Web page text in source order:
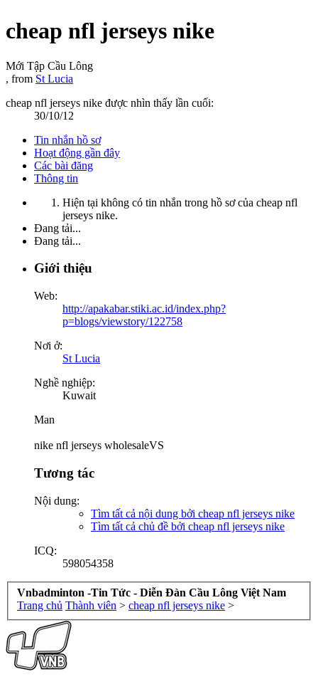
cheap nfl jerseys nike
Mới Tập Cầu Lông
, from St Lucia
cheap nfl jerseys nike được nhìn thấy lần cuối:
30/10/12
Tin nhắn hồ sơ
Hoạt động gần đây
Các bài đăng
Thông tin
Hiện tại không có tin nhắn trong hồ sơ của cheap nfl
jerseys nike.
Đang tải...
Đang tải...
Giới thiệu
Web:
http://apakabar.stiki.ac.id/index.php?
p=blogs/viewstory/122758
Nơi ở:
St Lucia
Nghề nghiệp:
Kuwait
Man
nike nfl jerseys wholesaleVS
Tương tác
Nội dung:
Tìm tất cả nội dung bởi cheap nfl jerseys nike
Tìm tất cả chủ đề bởi cheap nfl jerseys nike
ICQ:
598054358
Vnbadminton -Tin Tức - Diễn Đàn Cầu Lông Việt Nam
Trang chủ Thành viên > cheap nfl jerseys nike >